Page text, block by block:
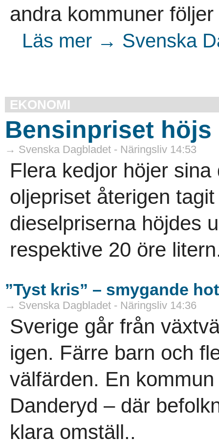
andra kommuner
Läs mer → Svenska
EKONOMI
Bensinpriset höjs
→ Svenska Dagbladet - Näringsliv 14:53
Flera kedjor höjer
oljepriset återigen
dieselpriserna höjdes
respektive 20 öre
”Tyst kris” – smygande
→ Svenska Dagbladet - Näringsliv 14:36
Sverige går från
igen. Färre barn och
välfärden. En
Danderyd – där
klara omställ..